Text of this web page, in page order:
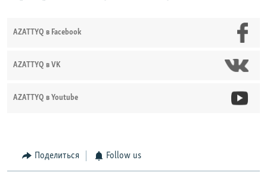
AZATTYQ в Facebook
AZATTYQ в VK
AZATTYQ в Youtube
Поделиться Follow us